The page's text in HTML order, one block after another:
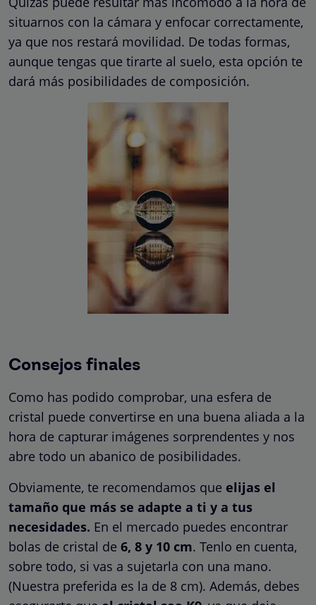
situarnos con la cámara y enfocar correctamente,
ya que nos restará movilidad. De todas formas,
aunque tengas que tirarte al suelo, esta opción te
dará más posibilidades de composición.
Consejos finales
Como has podido comprobar, una esfera de
cristal puede convertirse en una buena aliada a la
hora de capturar imágenes sorprendentes y nos
abre todo un abanico de posibilidades.
Obviamente, te recomendamos que elijas el
tamaño que más se adapte a ti y a tus
necesidades. En el mercado puedes encontrar
bolas de cristal de 6, 8 y 10 cm. Tenlo en cuenta,
sobre todo, si vas a sujetarla con una mano.
(Nuestra preferida es la de 8 cm). Además, debes